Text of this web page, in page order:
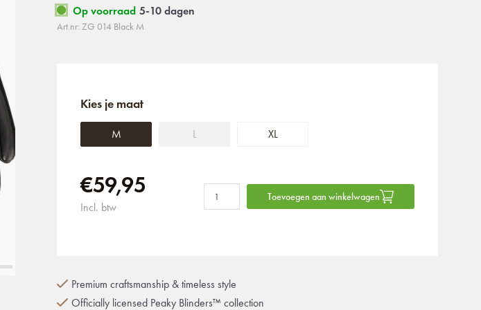
Op voorraad 5-10 dagen
Art.nr: ZG 014 Black M
Kies je maat
M L XL
€59,95
Incl. btw
Toevoegen aan winkelwagen
Premium craftsmanship & timeless style
Officially licensed Peaky Blinders™ collection